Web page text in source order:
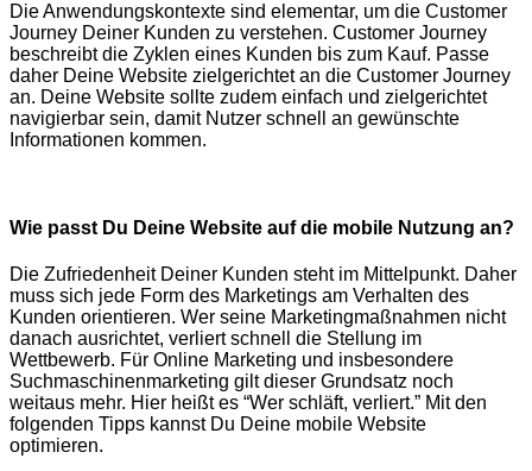
Die Anwendungskontexte sind elementar, um die Customer
Journey Deiner Kunden zu verstehen. Customer Journey
beschreibt die Zyklen eines Kunden bis zum Kauf. Passe
daher Deine Website zielgerichtet an die Customer Journey
an. Deine Website sollte zudem einfach und zielgerichtet
navigierbar sein, damit Nutzer schnell an gewünschte
Informationen kommen.
Wie passt Du Deine Website auf die mobile Nutzung an?
Die Zufriedenheit Deiner Kunden steht im Mittelpunkt. Daher
muss sich jede Form des Marketings am Verhalten des
Kunden orientieren. Wer seine Marketingmaßnahmen nicht
danach ausrichtet, verliert schnell die Stellung im
Wettbewerb. Für Online Marketing und insbesondere
Suchmaschinenmarketing gilt dieser Grundsatz noch
weitaus mehr. Hier heißt es “Wer schläft, verliert.” Mit den
folgenden Tipps kannst Du Deine mobile Website
optimieren.